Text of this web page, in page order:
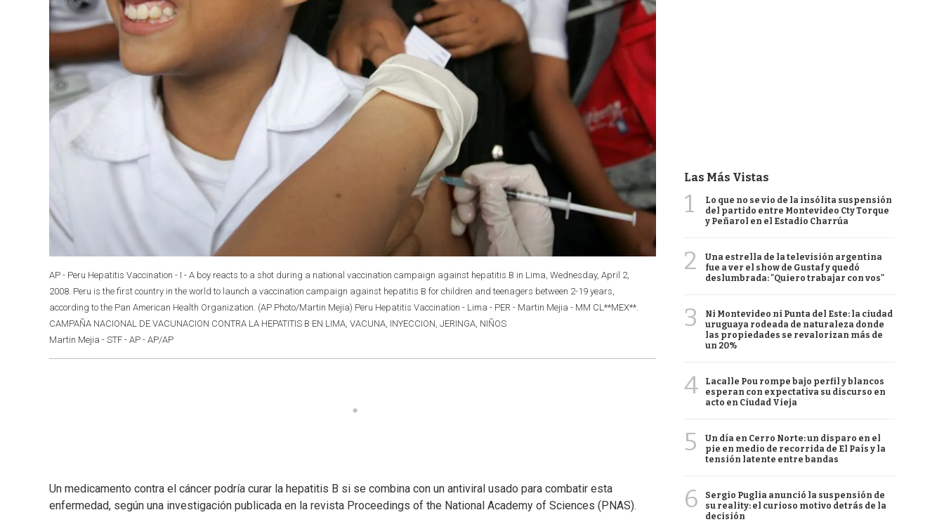
AP - Peru Hepatitis Vaccination - I - A boy reacts to a shot during a national vaccination campaign against hepatitis B in Lima, Wednesday, April 2,
2008. Peru is the first country in the world to launch a vaccination campaign against hepatitis B for children and teenagers between 2-19 years,
according to the Pan American Health Organization. (AP Photo/Martin Mejia) Peru Hepatitis Vaccination - Lima - PER - Martin Mejia - MM CL**MEX**.
CAMPAÑA NACIONAL DE VACUNACION CONTRA LA HEPATITIS B EN LIMA, VACUNA, INYECCION, JERINGA, NIÑOS
Martin Mejia - STF - AP - AP/AP
Un medicamento contra el cáncer podría curar la hepatitis B si se combina con un antiviral usado para combatir esta
enfermedad, según una investigación publicada en la revista Proceedings of the National Academy of Sciences (PNAS).
Las Más Vistas
1
Lo que no se vio de la insólita suspensión
del partido entre Montevideo Cty Torque
y Peñarol en el Estadio Charrúa
2
Una estrella de la televisión argentina
fue a ver el show de Gustaf y quedó
deslumbrada: "Quiero trabajar con vos"
3
Ni Montevideo ni Punta del Este: la ciudad
uruguaya rodeada de naturaleza donde
las propiedades se revalorizan más de
un 20%
4
Lacalle Pou rompe bajo perfil y blancos
esperan con expectativa su discurso en
acto en Ciudad Vieja
5
Un día en Cerro Norte: un disparo en el
pie en medio de recorrida de El País y la
tensión latente entre bandas
6
Sergio Puglia anunció la suspensión de
su reality: el curioso motivo detrás de la
decisión